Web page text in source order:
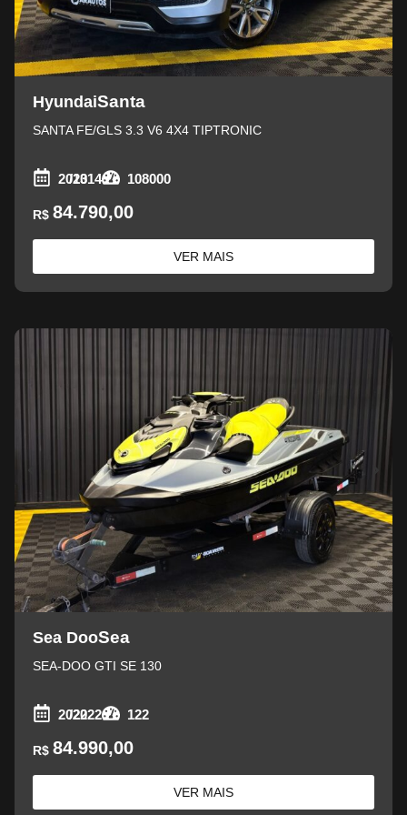
HyundaiSanta
SANTA FE/GLS 3.3 V6 4X4 TIPTRONIC
2013
/2014 108000
R$84.790,00
VER MAIS
Sea DooSea
SEA-DOO GTI SE 130
2022
/2022 122
R$84.990,00
VER MAIS